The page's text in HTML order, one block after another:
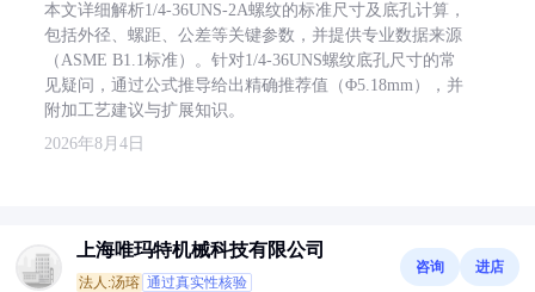
本文详细解析1/4-36UNS-2A螺纹的标准尺寸及底孔计算，
包括外径、螺距、公差等关键参数，并提供专业数据来源
（ASME B1.1标准）。针对1/4-36UNS螺纹底孔尺寸的常
见疑问，通过公式推导给出精确推荐值（Φ5.18mm），并
附加工艺建议与扩展知识。
2026年8月4日
上海唯玛特机械科技有限公司
法人:汤瑢 通过真实性核验
咨询 进店